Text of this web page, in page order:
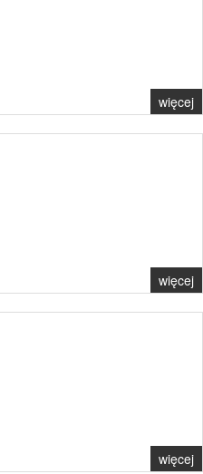
więcej
więcej
więcej